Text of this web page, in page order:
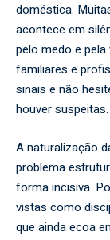
doméstica.
acontece em
pelo medo e
familiares e
sinais e não
houver suspeitas.
A naturalização
problema
forma incisiva.
vistas como
que ainda ecoa